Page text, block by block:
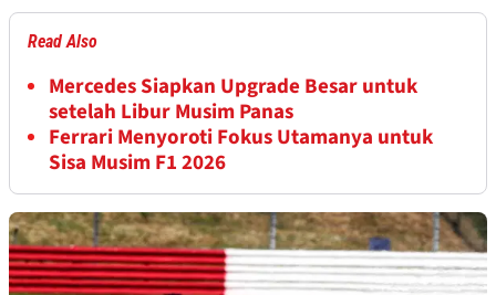
Read Also
Mercedes Siapkan Upgrade Besar untuk
setelah Libur Musim Panas
Ferrari Menyoroti Fokus Utamanya untuk
Sisa Musim F1 2026